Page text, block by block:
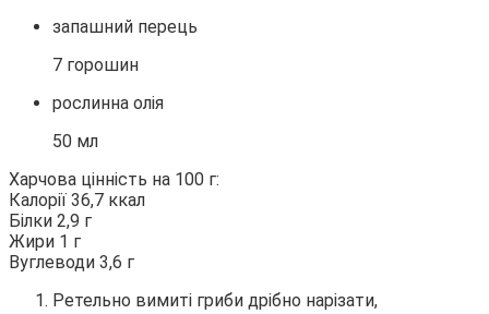
запашний перець
7 горошин
рослинна олія
50 мл
Харчова цінність на 100 г:
Калорії 36,7 ккал
Білки 2,9 г
Жири 1 г
Вуглеводи 3,6 г
Ретельно вимиті гриби дрібно нарізати,